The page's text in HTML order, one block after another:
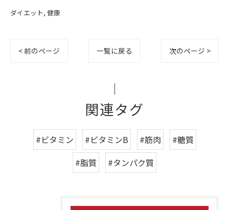
ダイエット 健康
< 前のページ 一覧に戻る 次のページ >
関連タグ
#ビタミン #ビタミンB #筋肉
#糖質
#脂質
#タンパク質